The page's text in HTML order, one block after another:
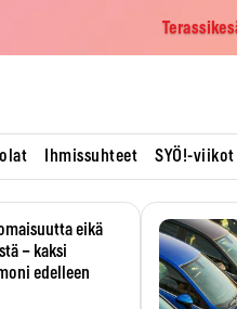
Ihmissuhteet SYÖ!-viikot
eikä
– kaksi
edelleen